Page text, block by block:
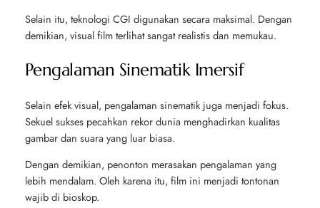
Selain itu, teknologi CGI digunakan secara maksimal. Dengan
demikian, visual film terlihat sangat realistis dan memukau.
Pengalaman Sinematik Imersif
Selain efek visual, pengalaman sinematik juga menjadi fokus.
Sekuel sukses pecahkan rekor dunia menghadirkan kualitas
gambar dan suara yang luar biasa.
Dengan demikian, penonton merasakan pengalaman yang
lebih mendalam. Oleh karena itu, film ini menjadi tontonan
wajib di bioskop.